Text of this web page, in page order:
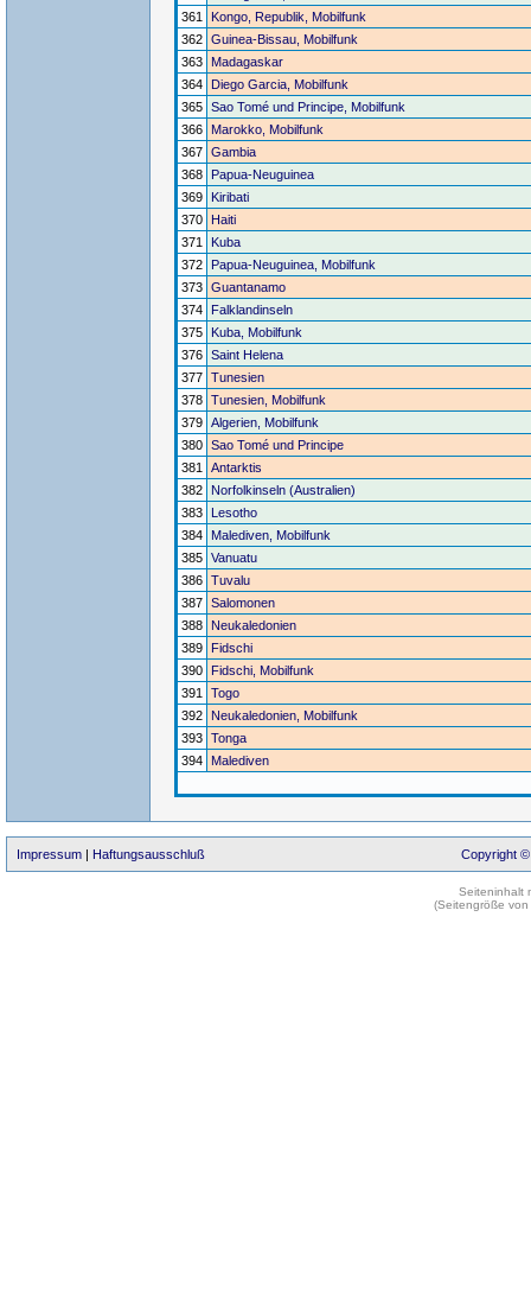
361
Kongo, Republik, Mobilfunk
362 Guinea-Bissau, Mobilfunk
363 Madagaskar
364 Diego Garcia, Mobilfunk
365 Sao Tomé und Principe, Mobilfunk
366 Marokko, Mobilfunk
367 Gambia
368
Papua-Neuguinea
369
Kiribati
370 Haiti
371
Kuba
372
Papua-Neuguinea, Mobilfunk
373 Guantanamo
374
Falklandinseln
375
Kuba, Mobilfunk
376 Saint Helena
377 Tunesien
378 Tunesien, Mobilfunk
379 Algerien, Mobilfunk
380 Sao Tomé und Principe
381
Antarktis
382
Norfolkinseln (Australien)
383
Lesotho
384
Malediven, Mobilfunk
385 Vanuatu
386 Tuvalu
387 Salomonen
388 Neukaledonien
389 Fidschi
390 Fidschi, Mobilfunk
391
Togo
392 Neukaledonien, Mobilfunk
393 Tonga
394 Malediven
Impressum | Haftungsausschluß Copyright ©
Seiteninhalt
(Seitengröße